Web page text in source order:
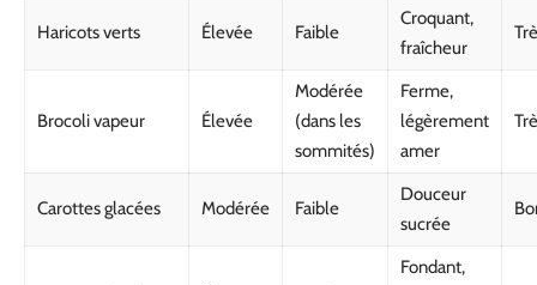
Haricots verts Élevée Faible
Croquant,
fraîcheur
Brocoli vapeur Élevée
Modérée
(dans les
sommités)
Ferme,
légèrement
amer
Carottes glacées Modérée Faible
Douceur
sucrée
Fondant,